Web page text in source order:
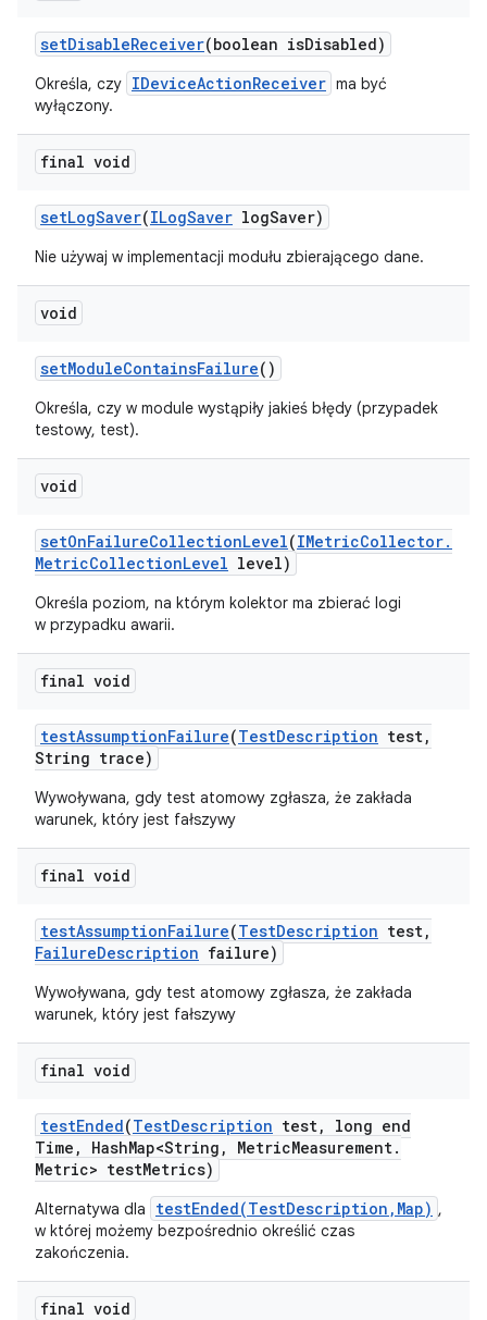
setDisableReceiver(boolean isDisabled)
Określa, czy IDeviceActionReceiver ma być
wyłączony.
final void
setLogSaver(ILogSaver logSaver)
Nie używaj w implementacji modułu zbierającego dane.
void
setModuleContainsFailure()
Określa, czy w module wystąpiły jakieś błędy (przypadek
testowy, test).
void
setOnFailureCollectionLevel(IMetricCollector.
MetricCollectionLevel level)
Określa poziom, na którym kolektor ma zbierać logi
w przypadku awarii.
final void
testAssumptionFailure(TestDescription test,
String trace)
Wywoływana, gdy test atomowy zgłasza, że zakłada
warunek, który jest fałszywy
final void
testAssumptionFailure(TestDescription test,
FailureDescription failure)
Wywoływana, gdy test atomowy zgłasza, że zakłada
warunek, który jest fałszywy
final void
testEnded(TestDescription test,
long end
Time , HashMap<String , MetricMeasurement.
Metric> testMetrics)
Alternatywa dla testEnded(TestDescription,Map) ,
w której możemy bezpośrednio określić czas
zakończenia.
final void